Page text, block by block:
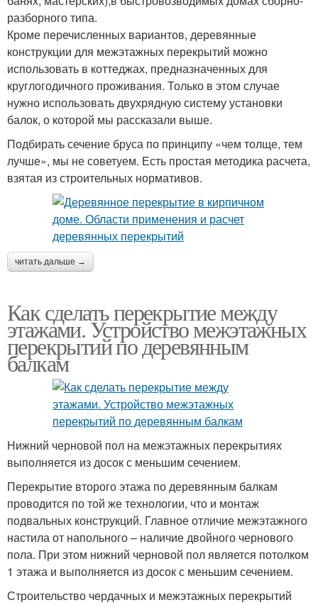
разборного типа.
Кроме перечисленных вариантов, деревянные
конструкции для межэтажных перекрытий можно
использовать в коттеджах, предназначенных для
круглогодичного проживания. Только в этом случае
нужно использовать двухрядную систему установки
балок, о которой мы рассказали выше.
Подбирать сечение бруса по принципу «чем толще, тем
лучше», мы не советуем. Есть простая методика расчета,
взятая из строительных нормативов.
читать дальше →
Как сделать перекрытие между
этажами. Устройство межэтажных
перекрытий по деревянным
балкам
Нижний черновой пол на межэтажных перекрытиях
выполняется из досок с меньшим сечением.
Перекрытие второго этажа по деревянным балкам
проводится по той же технологии, что и монтаж
подвальных конструкций. Главное отличие межэтажного
настила от напольного – наличие двойного чернового
пола. При этом нижний черновой пол является потолком
1 этажа и выполняется из досок с меньшим сечением.
Строительство чердачных и межэтажных перекрытий